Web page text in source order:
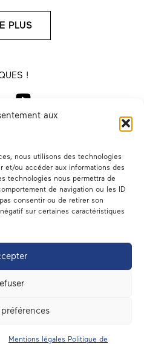
aux
nous utilisons des technologies
et/ou accéder aux informations des
technologies nous permettra de
de navigation ou les ID
consentir ou de retirer son
sur certaines caractéristiques
Mentions légales Politique de
PLUS
!
député
médias